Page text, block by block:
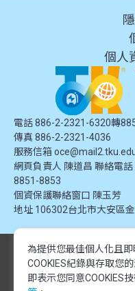
個人
電話 886-2-2321-6320轉
傳真 886-2-2321-4036
服務信箱
網頁負責人 陳道昌 聯絡電
8851-8853
個資保護聯絡窗口 陳玉芳
地址 106302台北市大安區
© 2024 淡江大學推廣教育處. 版
提供，未經授權禁止轉載或引用
有，僅供學習交流使用。
© 2024 Tamkang University
為提供您最佳個人化且
COOKIES紀錄與存取您
即表示您同意COOKIES